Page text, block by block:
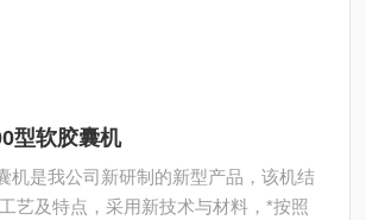
型软胶囊机
机是我公司新研制的新型产品，该机结
艺及特点，采用新技术与材料，*按照